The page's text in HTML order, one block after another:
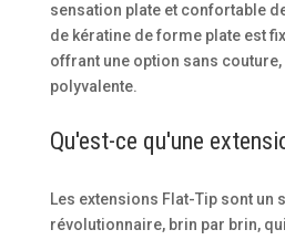
sensation plate et confortable
de kératine de forme plate est
offrant une option sans
polyvalente.
Qu'est-ce qu'une
Les extensions Flat-Tip sont un
révolutionnaire, brin par brin,